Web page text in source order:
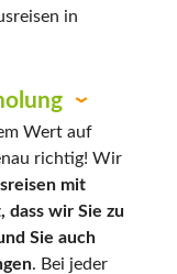
in
Wert auf
richtig! Wir
mit
dass wir Sie zu
Sie auch
. Bei jeder